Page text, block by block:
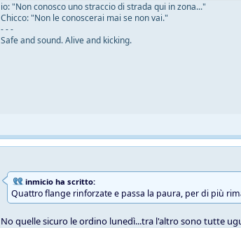
io: "Non conosco uno straccio di strada qui in zona..."
Chicco: "Non le conoscerai mai se non vai."
- - -
Safe and sound. Alive and kicking.
inmicio ha scritto:
Quattro flange rinforzate e passa la paura, per di più
No quelle sicuro le ordino lunedì...tra l'altro sono tutte